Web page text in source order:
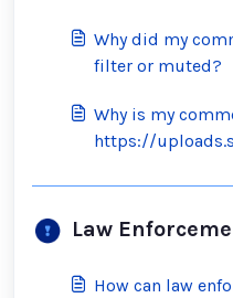
Why did my
filter or muted?
Why is my
https://
Law
How can law